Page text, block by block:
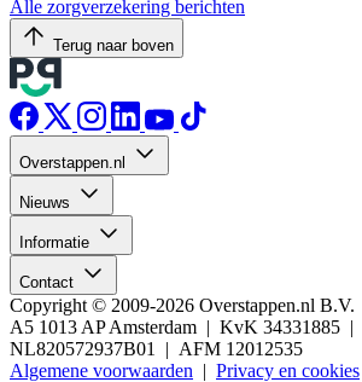
Alle zorgverzekering berichten
Terug naar boven
Overstappen.nl
Nieuws
Informatie
Contact
Copyright © 2009-2026 Overstappen.nl
A5 1013 AP Amsterdam | KvK 34331885
NL820572937B01 | AFM 12012535
Algemene voorwaarden | Privacy en cookies